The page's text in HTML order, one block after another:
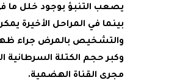
يصعب التنبؤ بوجود خلل ما
بينما في المراحل الأخيرة
والتشخيص بالمرض جراء
وكبر حجم الكتلة السرطانية
مجرى القناة الهضمية.